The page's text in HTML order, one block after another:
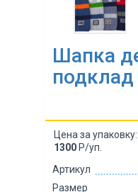
Шапка
Артикул
Размер
Цена за упаковку:
1300 Р/уп.